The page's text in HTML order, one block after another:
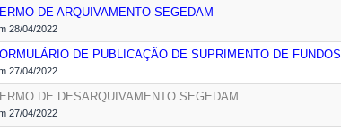
DE ARQUIVAMENTO SEGEDAM
28/04/2022
DE PUBLICAÇÃO DE SUPRIMENTO DE FUNDOS
27/04/2022
DE DESARQUIVAMENTO SEGEDAM
27/04/2022